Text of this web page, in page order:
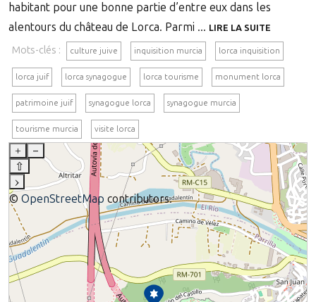
habitant pour une bonne partie d’entre eux dans les
alentours du château de Lorca. Parmi ... LIRE LA SUITE
Mots-clés : culture juive inquisition murcia lorca inquisition
lorca juif lorca synagogue lorca tourisme monument lorca
patrimoine juif synagogue lorca synagogue murcia
tourisme murcia visite lorca
+
–
⇧
›
© OpenStreetMap contributors.